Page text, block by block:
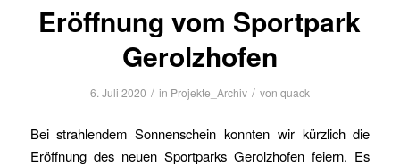
Eröffnung vom Sportpark
Gerolzhofen
6. Juli 2020 / in Projekte_Archiv / von quack
Bei strahlendem Sonnenschein konnten wir kürzlich die
Eröffnung des neuen Sportparks Gerolzhofen feiern. Es